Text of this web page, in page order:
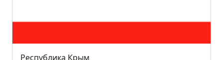
Республика Крым